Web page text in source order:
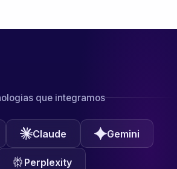
que integramos
Claude Gemini
Perplexity